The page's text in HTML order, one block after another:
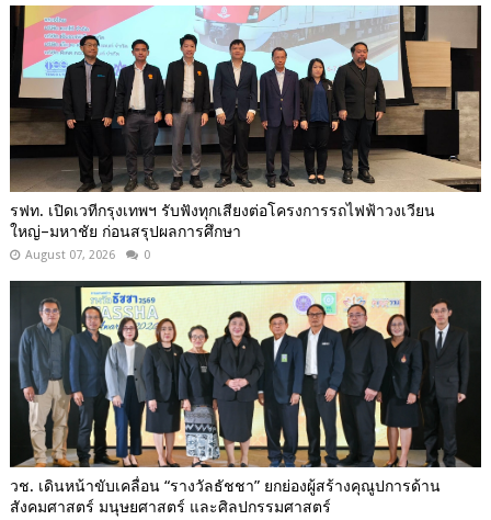
รฟท. เปิดเวทีกรุงเทพฯ รับฟังทุกเสียงต่อโครงการรถไฟฟ้าวงเวียน
ใหญ่–มหาชัย ก่อนสรุปผลการศึกษา
August 07, 2026 0
วช. เดินหน้าขับเคลื่อน “รางวัลธัชชา” ยกย่องผู้สร้างคุณูปการด้าน
สังคมศาสตร์ มนุษยศาสตร์ และศิลปกรรมศาสตร์